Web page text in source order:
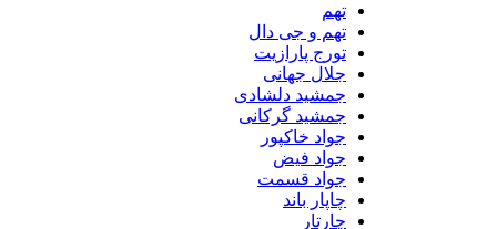
تهم و جی دال
تورج پارازیت
جلال جهانی
جمشید دلشادی
جمشید گرکانی
جواد خاکپور
جواد فیض
جواد قسمت
چاپار باند